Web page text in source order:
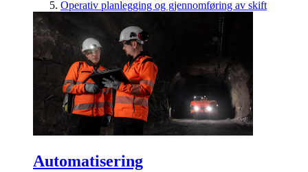
Operativ planlegging og gjennomføring av skift
Automatisering